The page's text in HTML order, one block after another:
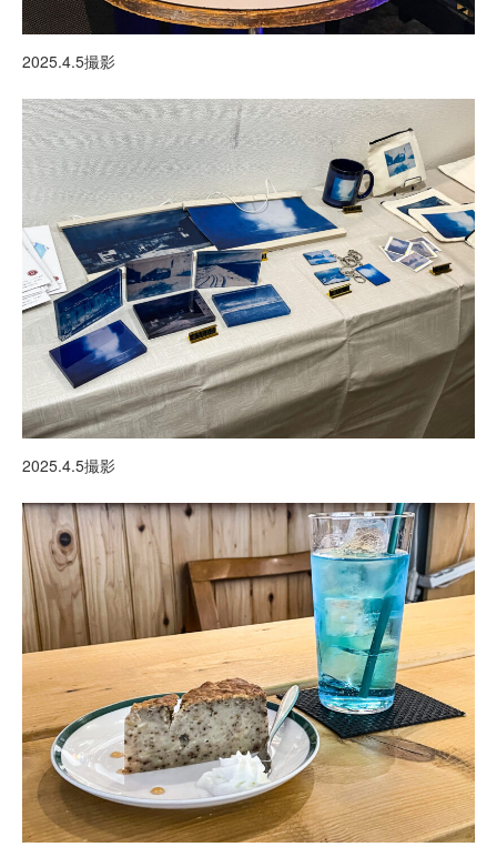
2025.4.5撮影
2025.4.5撮影